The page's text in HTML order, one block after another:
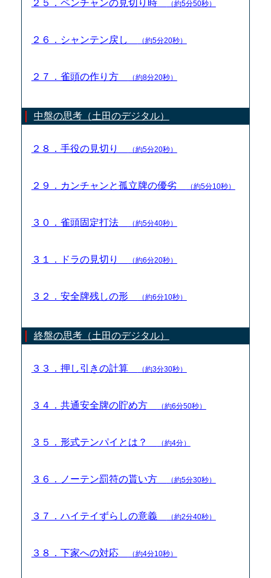
２５．ペンチャンの見切り時 （約5分50秒）
２６．シャンテン戻し （約5分20秒）
２７．雀頭の作り方 （約8分20秒）
中盤の思考（土田のデジタル）
２８．手役の見切り （約5分20秒）
２９．カンチャンと孤立牌の優劣 （約5分10秒）
３０．雀頭固定打法 （約5分40秒）
３１．ドラの見切り （約6分20秒）
３２．安全牌残しの形 （約6分10秒）
終盤の思考（土田のデジタル）
３３．押し引きの計算 （約3分30秒）
３４．共通安全牌の貯め方 （約6分50秒）
３５．形式テンパイとは？ （約4分）
３６．ノーテン罰符の貰い方 （約5分30秒）
３７．ハイテイずらしの意義 （約2分40秒）
３８．下家への対応 （約4分10秒）